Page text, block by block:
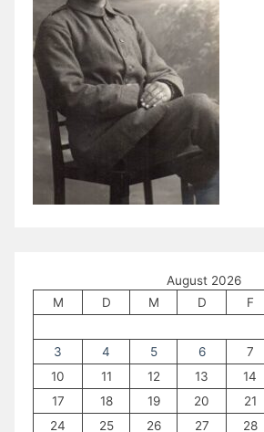
August 2026
M
D M D F
3
4 5 6 7
10
11 12 13 14
17
18 19 20 21
24
25 26 27 28